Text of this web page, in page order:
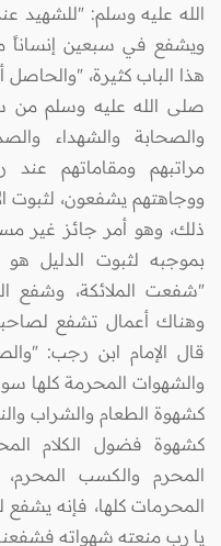
الله عليه وسلم: "للشهيد
ويشفع في سبعين إنساناً
هذا الباب كثيرة،
صلى الله عليه وسلم من
والصحابة والشهداء
مراتبهم ومقاماتهم
ووجاهتهم يشفعون، لثبوت
ذلك، وهو أمر جائز غير
بموجبه لثبوت الدليل
"شفعت الملائكة، وشفع
وهناك أعمال تشفع
قال الإمام ابن رجب:
والشهوات المحرمة كلها
كشهوة الطعام والشراب
كشهوة فضول الكلام
المحرم والكسب
المحرمات كلها، فإنه يشفع
يا رب منعته شهواته